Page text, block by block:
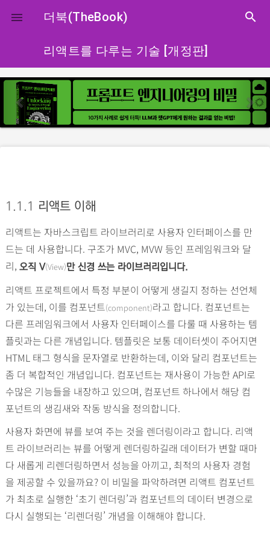
close
 더북(TheBook) search
리액트를 다루는 기술 [개정판]
p
r
e
s
n
e
x
1.1.1 리액트 이해
리액트는 자바스크립트 라이브러리로 사용자 인터페이스를 만
드는 데 사용합니다. 구조가 MVC, MVW 등인 프레임워크와 달
리, 오직 V(View)만 신경 쓰는 라이브러리입니다.
리액트 프로젝트에서 특정 부분이 어떻게 생길지 정하는 선언체
가 있는데, 이를 컴포넌트(component)라고 합니다. 컴포넌트는
다른 프레임워크에서 사용자 인터페이스를 다룰 때 사용하는 템
플릿과는 다른 개념입니다. 템플릿은 보통 데이터셋이 주어지면
HTML 태그 형식을 문자열로 반환하는데, 이와 달리 컴포넌트는
좀 더 복합적인 개념입니다. 컴포넌트는 재사용이 가능한 API로
수많은 기능들을 내장하고 있으며, 컴포넌트 하나에서 해당 컴
포넌트의 생김새와 작동 방식을 정의합니다.
사용자 화면에 뷰를 보여 주는 것을 렌더링이라고 합니다. 리액
트 라이브러리는 뷰를 어떻게 렌더링하길래 데이터가 변할 때마
다 새롭게 리렌더링하면서 성능을 아끼고, 최적의 사용자 경험
을 제공할 수 있을까요? 이 비밀을 파악하려면 리액트 컴포넌트
가 최초로 실행한 ‘초기 렌더링’과 컴포넌트의 데이터 변경으로
다시 실행되는 ‘리렌더링’ 개념을 이해해야 합니다.